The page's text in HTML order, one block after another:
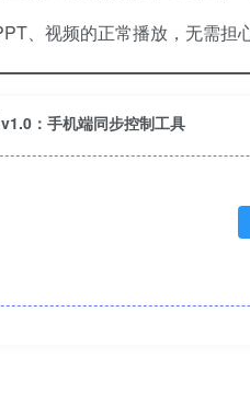
、视频的正常播放，无需担
：手机端同步控制工具